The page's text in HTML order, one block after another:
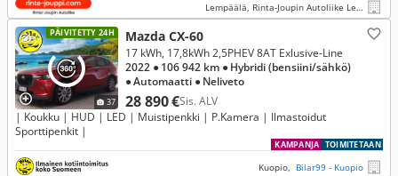
Lempäälä, Rinta-Joupin Autoliike Lempäälä
PÄIVITETTY 24H
37
Mazda CX-60
28 890 €Sis. ALV
17 kWh, 17,8kWh 2,5PHEV 8AT Exlusive-Line
2022 ● 106 942 km ● Hybridi (bensiini/sähkö)
● Automaatti ● Neliveto
| Koukku | HUD | LED | Muistipenkki | P.Kamera | Ilmastoidut
Sporttipenkit |
TOIMITETAAN
KAMPANJA
Kuopio, Bilar99 - Kuopio